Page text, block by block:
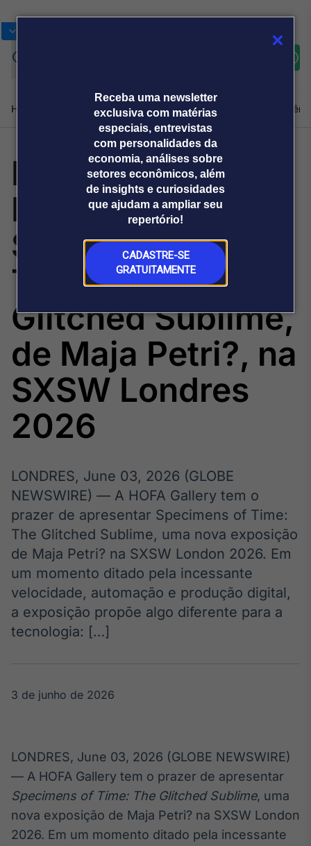
Receba uma newsletter
exclusiva com matérias
especiais, entrevistas
com personalidades da
economia, análises sobre
setores econômicos, além
de insights e curiosidades
que ajudam a ampliar seu
repertório!
CADASTRE-SE
GRATUITAMENTE
Home Produtos e soluçõesNotíciasBlogWeekend
Plataformas
Broadcast
Broadcast+
O mercado
financeiro em
tempo real
Broadcast
Agro
Tudo sobre o
agronegócio
tempo real
Broadcast
Energia
O setor de
energia elétrica
no Brasil
Broadcast
Soluções de Dados
OTC
negociação de
ativos
Broadcast
Sobre nós Releases Broadcast
Prêmio Broadcast
Analistas
Prêmio Broadcast
Empresas
Agências de
comunicação
Releases
HOFA Gallery
Inaugura
Specimens of
Time: The
Glitched Sublime,
de Maja Petri?, na
SXSW Londres
2026
LONDRES, June 03, 2026 (GLOBE
NEWSWIRE) — A HOFA Gallery tem o
prazer de apresentar Specimens of Time:
The Glitched Sublime, uma nova exposição
de Maja Petri? na SXSW London 2026. Em
um momento ditado pela incessante
velocidade, automação e produção digital,
a exposição propõe algo diferente para a
tecnologia: […]
3 de junho de 2026
LONDRES, June 03, 2026 (GLOBE NEWSWIRE)
— A HOFA Gallery tem o prazer de apresentar
Specimens of Time: The Glitched Sublime, uma
nova exposição de Maja Petri? na SXSW London
2026. Em um momento ditado pela incessante